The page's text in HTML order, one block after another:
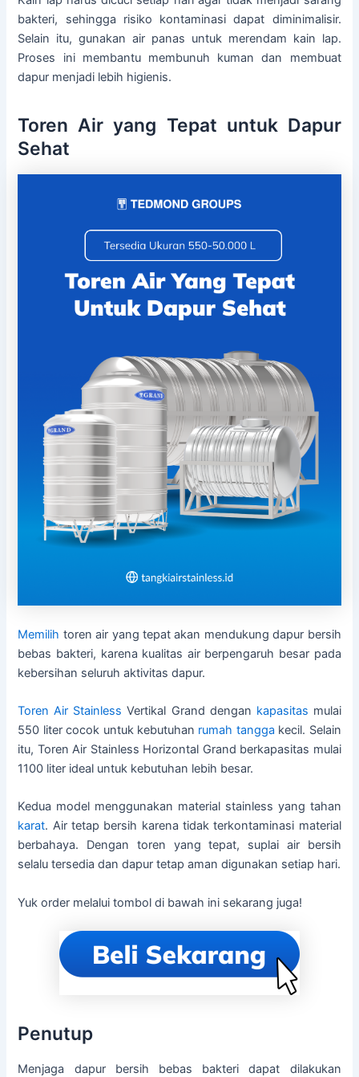
bakteri, sehingga risiko kontaminasi dapat diminimalisir.
Selain itu, gunakan air panas untuk merendam kain lap.
Proses ini membantu membunuh kuman dan membuat
dapur menjadi lebih higienis.
Toren Air yang Tepat untuk Dapur
Sehat
Memilih toren air yang tepat akan mendukung dapur bersih
bebas bakteri, karena kualitas air berpengaruh besar pada
kebersihan seluruh aktivitas dapur.
Toren Air Stainless Vertikal Grand dengan kapasitas mulai
550 liter cocok untuk kebutuhan rumah tangga kecil. Selain
itu, Toren Air Stainless Horizontal Grand berkapasitas mulai
1100 liter ideal untuk kebutuhan lebih besar.
Kedua model menggunakan material stainless yang tahan
karat. Air tetap bersih karena tidak terkontaminasi material
berbahaya. Dengan toren yang tepat, suplai air bersih
selalu tersedia dan dapur tetap aman digunakan setiap hari.
Yuk order melalui tombol di bawah ini sekarang juga!
Penutup
Menjaga dapur bersih bebas bakteri dapat dilakukan